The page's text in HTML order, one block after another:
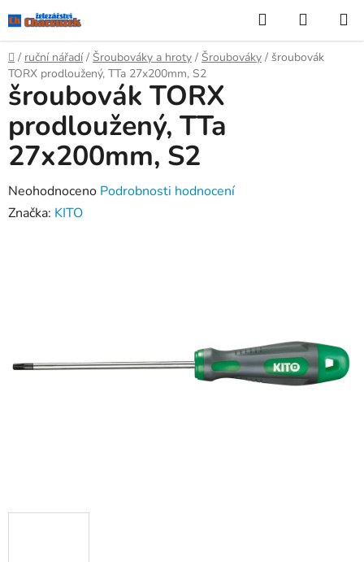
na
obsah
Hledat
KOŠÍK
Domů
/ ruční nářadí / Šroubováky a hroty / Šroubováky / šroubovák
TORX prodloužený, TTa 27x200mm, S2
šroubovák TORX
prodloužený, TTa
27x200mm, S2
Průměrné
hodnocení
Neohodnoceno Podrobnosti hodnocení
Značka: KITO